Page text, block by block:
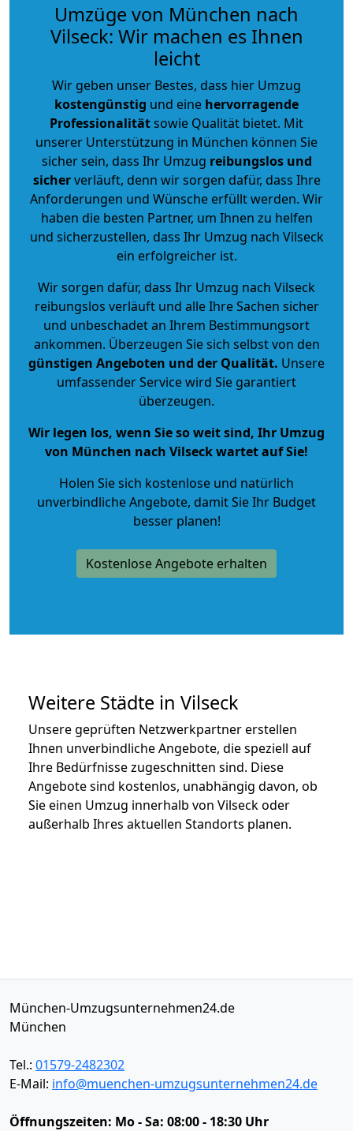
Umzüge von München nach
Vilseck: Wir machen es Ihnen
leicht
Wir geben unser Bestes, dass hier Umzug
kostengünstig und eine hervorragende
Professionalitätsowie Qualität bietet. Mit
unserer Unterstützung in München können Sie
sicher sein, dass Ihr Umzug reibungslos und
sicherverläuft, denn wir sorgen dafür, dass Ihre
Anforderungen und Wünsche erfüllt werden. Wir
haben die besten Partner, um Ihnen zu helfen
und sicherzustellen, dass Ihr Umzug nach Vilseck
ein erfolgreicher ist.
Wir sorgen dafür, dass Ihr Umzug nach Vilseck
reibungslos verläuft und alle Ihre Sachen sicher
und unbeschadet an Ihrem Bestimmungsort
ankommen. Überzeugen Sie sich selbst von den
günstigen Angeboten und der Qualität. Unsere
umfassender Service wird Sie garantiert
überzeugen.
Wir legen los, wenn Sie so weit sind, Ihr Umzug
von München nach Vilseck wartet auf Sie!
Holen Sie sich kostenlose und natürlich
unverbindliche Angebote, damit Sie Ihr Budget
besser planen!
Kostenlose Angebote erhalten
Weitere Städte in Vilseck
Unsere geprüften Netzwerkpartner erstellen
Ihnen unverbindliche Angebote, die speziell auf
Ihre Bedürfnisse zugeschnitten sind. Diese
Angebote sind kostenlos, unabhängig davon, ob
Sie einen Umzug innerhalb von Vilseck oder
außerhalb Ihres aktuellen Standorts planen.
München-Umzugsunternehmen24.de
München
Tel.: 01579-2482302
E-Mail: info@muenchen-umzugsunternehmen24.de
Öffnungszeiten: Mo - Sa: 08:00 - 18:30 Uhr